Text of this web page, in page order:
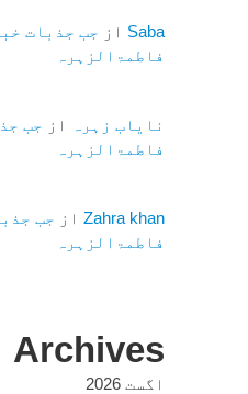
Saba از جب جذبات
فاطمۃالزہرہ
نایاب زہرہ از جب
فاطمۃالزہرہ
Zahra khanاز جب
فاطمۃالزہرہ
Archives
اگست 2026